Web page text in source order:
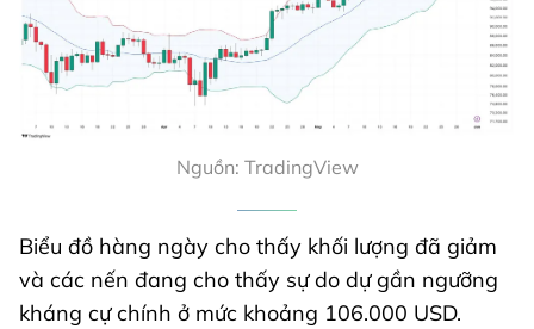
Nguồn: TradingView
Biểu đồ hàng ngày cho thấy khối lượng đã giảm
và các nến đang cho thấy sự do dự gần ngưỡng
kháng cự chính ở mức khoảng 106.000 USD.